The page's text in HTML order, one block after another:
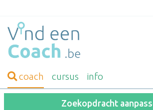
coach cursus info
Zoekopdracht